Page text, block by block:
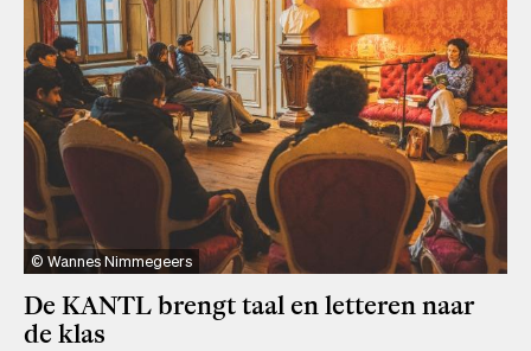
Wannes Nimmegeers
De KANTL brengt taal en letteren naar
de klas